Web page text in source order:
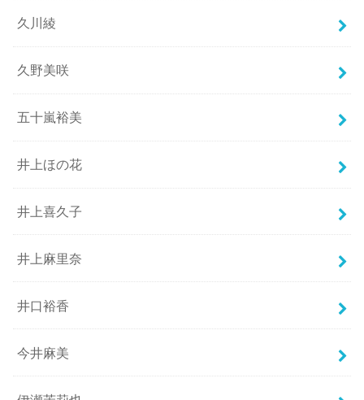
久川綾
久野美咲
五十嵐裕美
井上ほの花
井上喜久子
井上麻里奈
井口裕香
今井麻美